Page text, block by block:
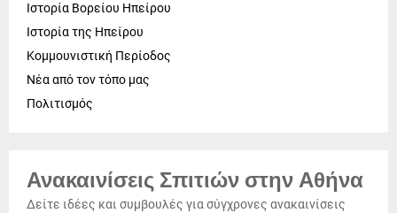
Ιστορία Βορείου Ηπείρου
Ιστορία της Ηπείρου
Κομμουνιστική Περίοδος
Νέα από τον τόπο μας
Πολιτισμός
Ανακαινίσεις Σπιτιών στην Αθήνα
Δείτε ιδέες και συμβουλές για σύγχρονες ανακαινίσεις